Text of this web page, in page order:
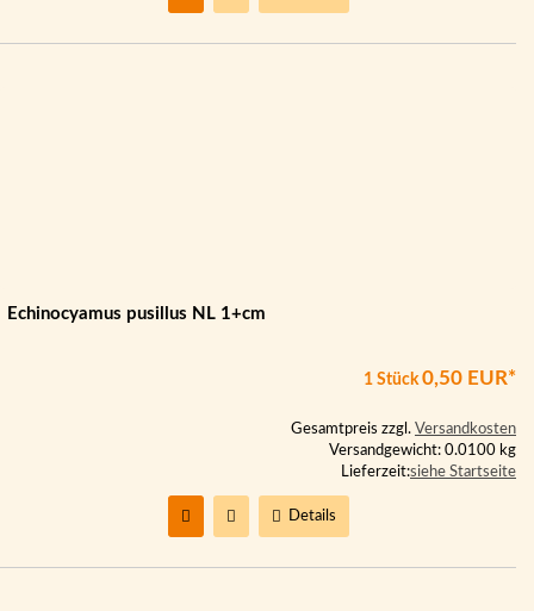
Echinocyamus pusillus NL 1+cm
1 Stück 0,50 EUR*
Gesamtpreis zzgl. Versandkosten
Versandgewicht: 0.0100 kg
Lieferzeit:siehe Startseite
Details